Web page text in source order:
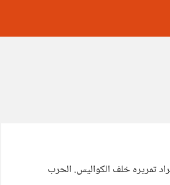
تمريره خلف الكواليس. الحرب